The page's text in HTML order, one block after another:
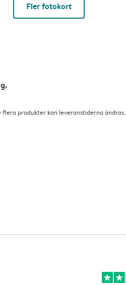
Fler fotokort
flera produkter kan leveranstiderna ändras.